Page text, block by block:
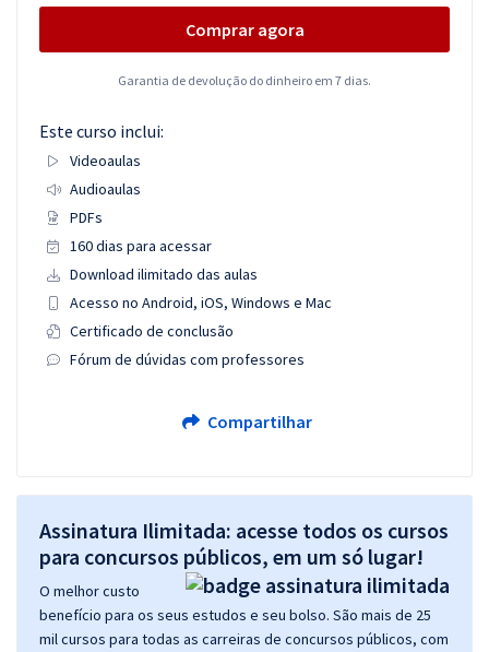
Comprar agora
Garantia de devolução do dinheiro em 7 dias.
Este curso inclui:
Videoaulas
Audioaulas
PDFs
160 dias para acessar
Download ilimitado das aulas
Acesso no Android, iOS, Windows e Mac
Certificado de conclusão
Fórum de dúvidas com professores
Compartilhar
Assinatura Ilimitada: acesse todos os cursos
para concursos públicos, em um só lugar!
O melhor custo
benefício para os seus estudos e seu bolso. São mais de 25
mil cursos para todas as carreiras de concursos públicos, com